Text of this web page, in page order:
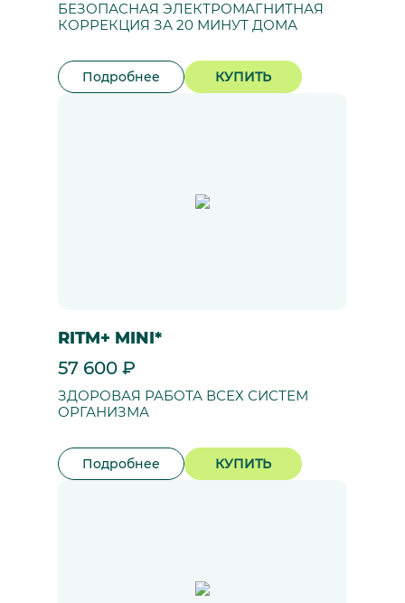
БЕЗОПАСНАЯ ЭЛЕКТРОМАГНИТНАЯ
КОРРЕКЦИЯ ЗА 20 МИНУТ ДОМА
Подробнее КУПИТЬ
RITM+ MINI*
57 600 ₽
ЗДОРОВАЯ РАБОТА ВСЕХ СИСТЕМ
ОРГАНИЗМА
Подробнее КУПИТЬ